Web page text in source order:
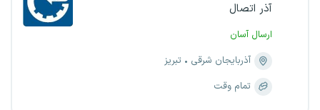
آذر اتصال
ارسال آسان
آذربایجان شرقی
تبریز
تمام وقت